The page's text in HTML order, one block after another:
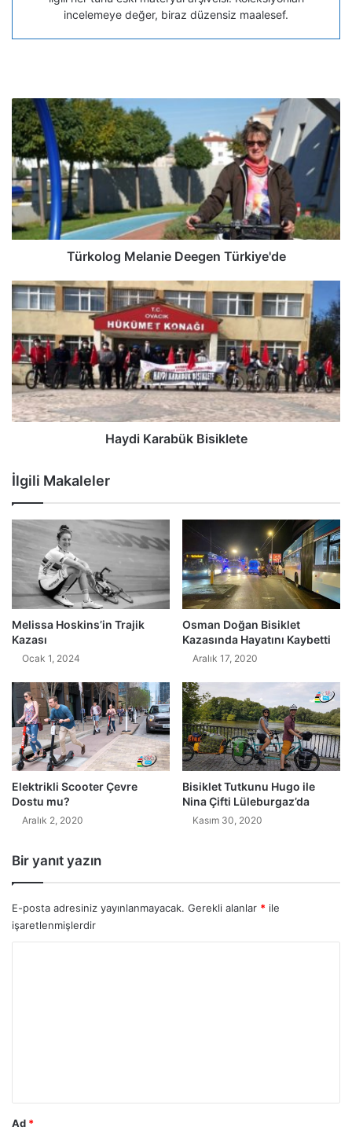
incelemeye değer, biraz düzensiz maalesef.
Türkolog Melanie Deegen Türkiye'de
Haydi Karabük Bisiklete
İlgili Makaleler
Melissa Hoskins’in Trajik
Kazası
Ocak 1, 2024
Osman Doğan Bisiklet
Kazasında Hayatını Kaybetti
Aralık 17, 2020
Elektrikli Scooter Çevre
Dostu mu?
Aralık 2, 2020
Bisiklet Tutkunu Hugo ile
Nina Çifti Lüleburgaz’da
Kasım 30, 2020
Bir yanıt yazın
E-posta adresiniz yayınlanmayacak. Gerekli alanlar * ile
işaretlenmişlerdir
Ad *